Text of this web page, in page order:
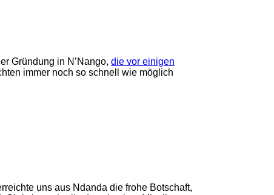
Gründung in N’Nango, die vor einigen
immer noch so schnell wie möglich
uns aus Ndanda die frohe Botschaft,